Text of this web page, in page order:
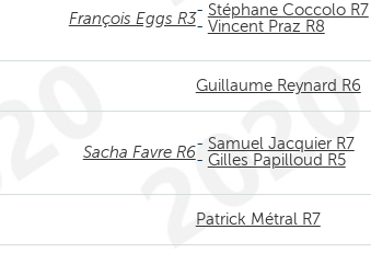
François Eggs R3- Stéphane Coccolo R7
- Vincent Praz R8
Guillaume Reynard R6
Sacha Favre R6- Samuel Jacquier R7
- Gilles Papilloud R5
Patrick Métral R7